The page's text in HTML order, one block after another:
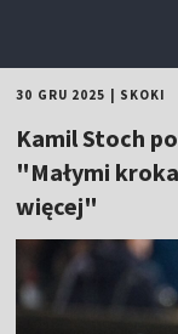
30 GRU 2025 SKOKI
Kamil Stoch
"Małymi
więcej"